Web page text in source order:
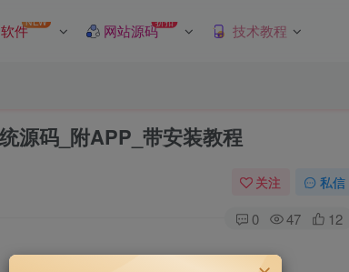
件NEW 网站源码折扣 技术教程
源码_附APP_带安装教程
关注 私信
0 47 12